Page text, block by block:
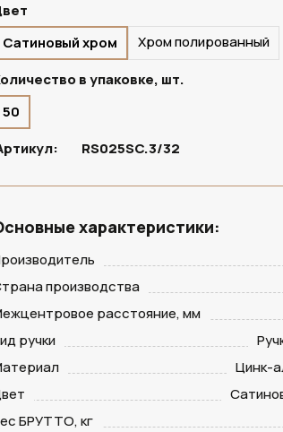
Сатиновый хром
Хром полированный
в упаковке, шт.
50
RS025SC.3/32
характеристики:
производства
расстояние, мм
ручки
Цинк-
БРУТТО, кг